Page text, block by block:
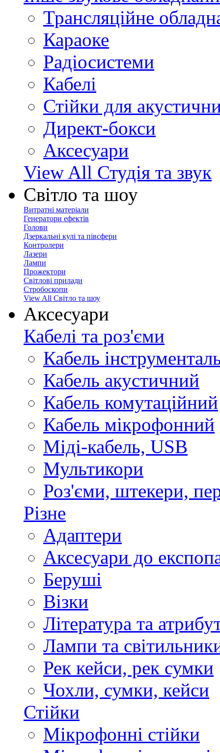
Трансляційне
Караоке
Радіосистеми
Кабелі
Стійки для
Директ-бокси
Аксесуари
View All Студія та звук
Світло та шоу
Витратні матеріали
Генератори ефектів
Голови
Дзеркальні кулі та півсфери
Контролери
Лазери
Лампи
Прожектори
Світлові прилади
Стробоскопи
View All Світло та шоу
Аксесуари
Кабелі та роз'єми
Кабель
Кабель акустичний
Кабель комутаційний
Кабель мікрофонний
Міді-кабель, USB
Мультикори
Роз'єми, штекери,
Різне
Адаптери
Аксесуари до
Беруші
Візки
Література та
Лампи та
Рек кейси, рек сумки
Чохли, сумки, кейси
Стійки
Мікрофонні стійки